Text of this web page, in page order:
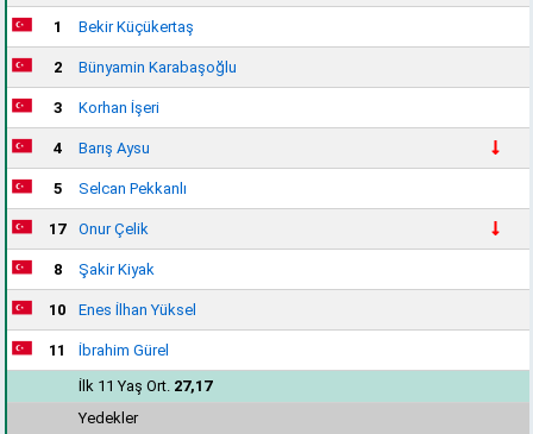
1 Bekir Küçükertaş
2 Bünyamin Karabaşoğlu
3 Korhan İşeri
4 Barış Aysu
5 Selcan Pekkanlı
17 Onur Çelik
8 Şakir Kiyak
10 Enes İlhan Yüksel
11
İbrahim Gürel
İlk 11 Yaş Ort. 27,17
Yedekler